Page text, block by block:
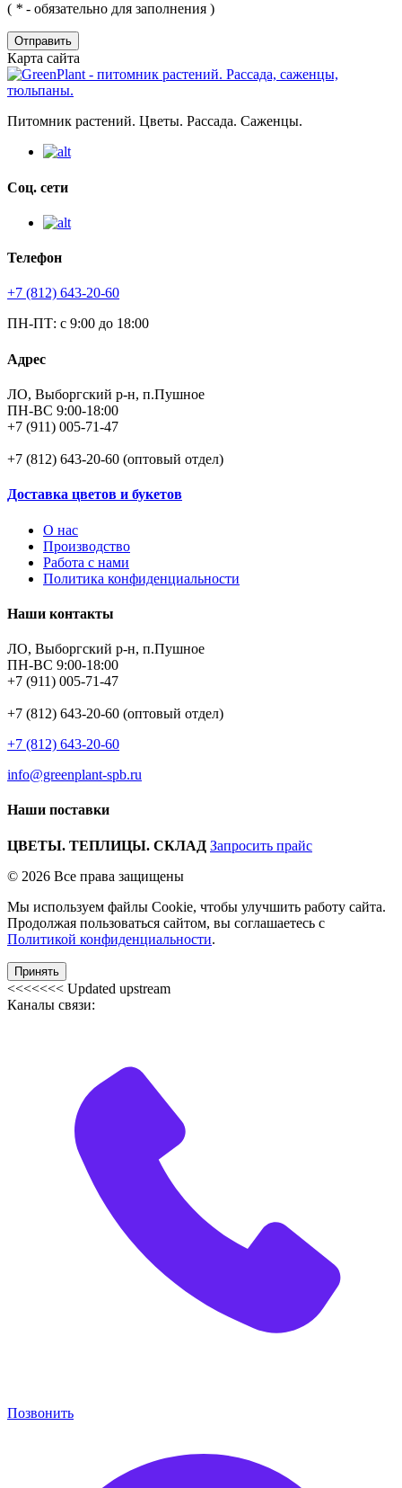
( * - обязательно для заполнения )
Отправить
Карта сайта
Питомник растений. Цветы. Рассада. Саженцы.
Соц. сети
Телефон
+7 (812) 643-20-60
ПН-ПТ: с 9:00 до 18:00
Адрес
ЛО, Выборгский р-н, п.Пушное
ПН-ВС 9:00-18:00
+7 (911) 005-71-47
+7 (812) 643-20-60 (оптовый отдел)
Доставка цветов и букетов
О нас
Производство
Работа с нами
Политика конфиденциальности
Наши контакты
ЛО, Выборгский р-н, п.Пушное
ПН-ВС 9:00-18:00
+7 (911) 005-71-47
+7 (812) 643-20-60 (оптовый отдел)
+7 (812) 643-20-60
info@greenplant-spb.ru
Наши поставки
ЦВЕТЫ. ТЕПЛИЦЫ. СКЛАД Запросить прайс
© 2026 Все права защищены
Мы используем файлы Cookie, чтобы улучшить работу сайта.
Продолжая пользоваться сайтом, вы соглашаетесь с
Политикой конфиденциальности.
Принять
<<<<<<< Updated upstream
Каналы связи:
Позвонить